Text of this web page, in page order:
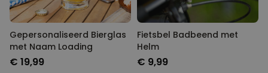
Gepersonaliseerd Bierglas
met Naam Loading
€ 19,99
Fietsbel Badbeend met
Helm
€ 9,99